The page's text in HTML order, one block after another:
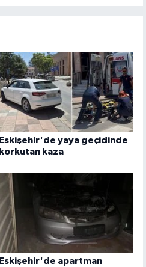
Eskişehir'de yaya geçidinde
korkutan kaza
Eskişehir'de apartman